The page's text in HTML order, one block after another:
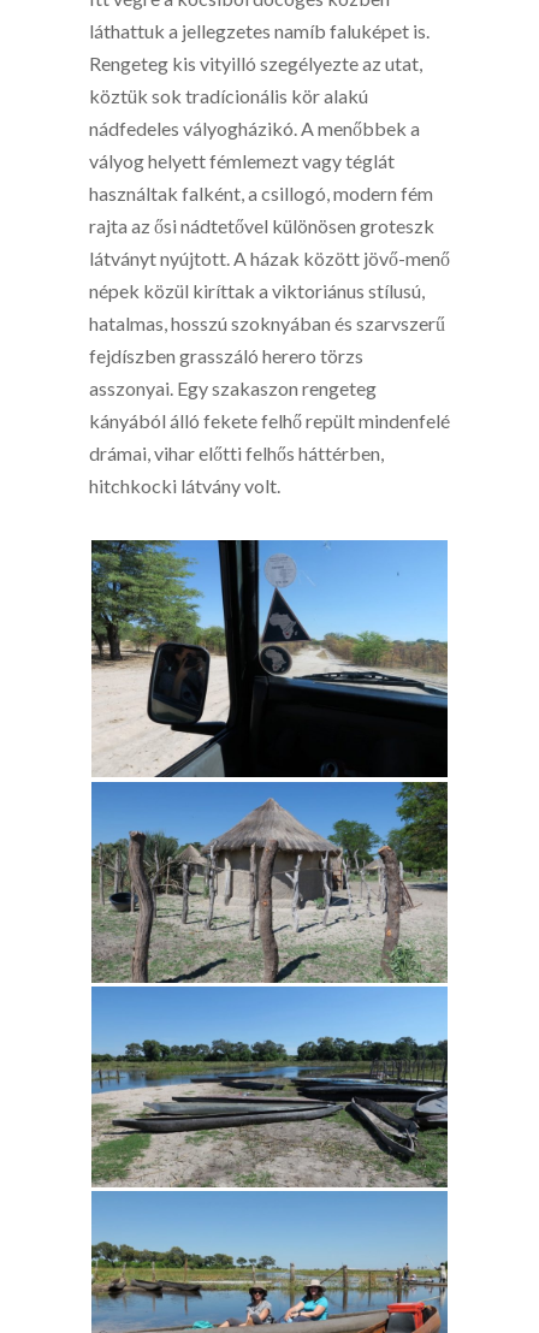
láthattuk a jellegzetes namíb faluképet is.
Rengeteg kis vityilló szegélyezte az utat,
köztük sok tradícionális kör alakú
nádfedeles vályogházikó. A menőbbek a
vályog helyett fémlemezt vagy téglát
használtak falként, a csillogó, modern fém
rajta az ősi nádtetővel különösen groteszk
látványt nyújtott. A házak között jövő-menő
népek közül kiríttak a viktoriánus stílusú,
hatalmas, hosszú szoknyában és szarvszerű
fejdíszben grasszáló herero törzs
asszonyai. Egy szakaszon rengeteg
kányából álló fekete felhő repült mindenfelé
drámai, vihar előtti felhős háttérben,
hitchkocki látvány volt.